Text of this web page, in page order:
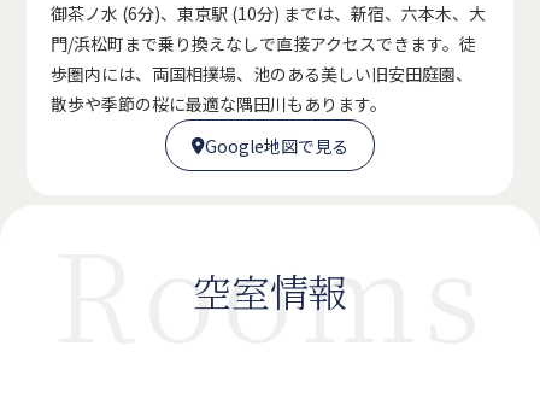
御茶ノ水 (6分)、東京駅 (10分) までは、新宿、六本木、大
門/浜松町まで乗り換えなしで直接アクセスできます。徒
歩圏内には、両国相撲場、池のある美しい旧安田庭園、
散歩や季節の桜に最適な隅田川もあります。
Google地図で見る
Google地図で見る
空室情報
Rooms